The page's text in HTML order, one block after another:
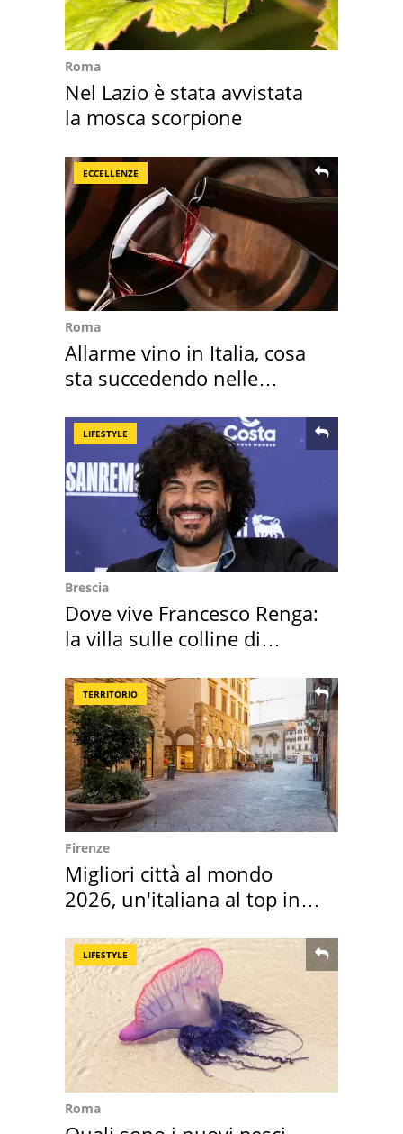
Roma
Nel Lazio è stata avvistata
la mosca scorpione
ECCELLENZE
Roma
Allarme vino in Italia, cosa
sta succedendo nelle
LIFESTYLE
Brescia
Dove vive Francesco Renga:
la villa sulle colline di
TERRITORIO
Firenze
Migliori città al mondo
2026, un'italiana al top in
LIFESTYLE
Roma